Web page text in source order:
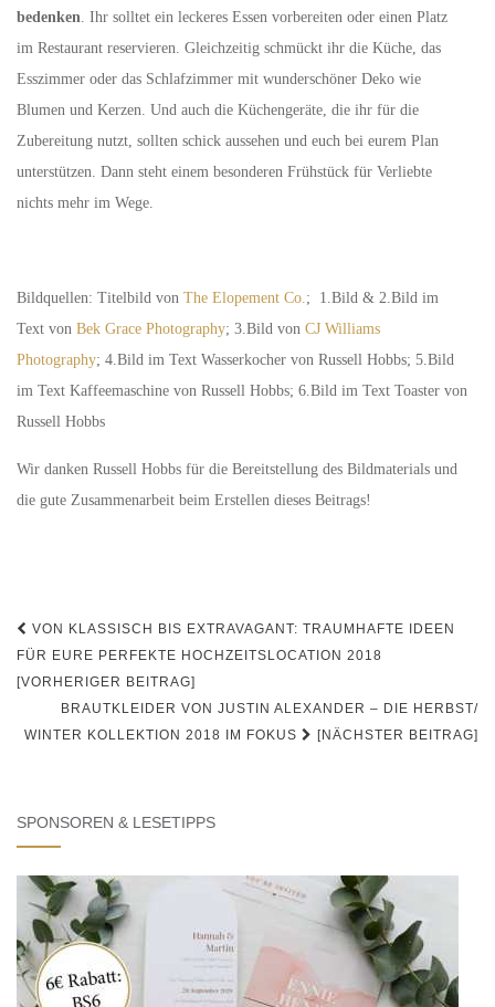
bedenken . Ihr solltet ein leckeres Essen vorbereiten oder einen Platz
im Restaurant reservieren. Gleichzeitig schmückt ihr die Küche, das
Esszimmer oder das Schlafzimmer mit wunderschöner Deko wie
Blumen und Kerzen. Und auch die Küchengeräte, die ihr für die
Zubereitung nutzt, sollten schick aussehen und euch bei eurem Plan
unterstützen. Dann steht einem besonderen Frühstück für Verliebte
nichts mehr im Wege.
Bildquellen: Titelbild von The Elopement Co. ; 1.Bild & 2.Bild im
Text von Bek Grace Photography; 3.Bild von CJ Williams
Photography; 4.Bild im Text Wasserkocher von Russell Hobbs; 5.Bild
im Text Kaffeemaschine von Russell Hobbs; 6.Bild im Text Toaster von
Russell Hobbs
Wir danken Russell Hobbs für die Bereitstellung des Bildmaterials und
die gute Zusammenarbeit beim Erstellen dieses Beitrags!
Beitrags-
Navigation
VON KLASSISCH BIS EXTRAVAGANT: TRAUMHAFTE IDEEN
FÜR EURE PERFEKTE HOCHZEITSLOCATION 2018
[VORHERIGER BEITRAG]
BRAUTKLEIDER VON JUSTIN ALEXANDER – DIE HERBST/
WINTER KOLLEKTION 2018 IM FOKUS
[NÄCHSTER BEITRAG]
SPONSOREN & LESETIPPS